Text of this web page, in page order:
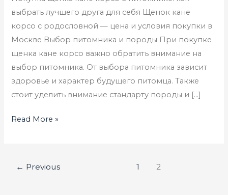
выбрать лучшего друга для себя Щенок кане
корсо с родословной — цена и условия покупки в
Москве Выбор питомника и породы При покупке
щенка кане корсо важно обратить внимание на
выбор питомника. От выбора питомника зависит
здоровье и характер будущего питомца. Также
стоит уделить внимание стандарту породы и […]
узнайте
лучшие
предложения
Read More »
← Previous 1 2